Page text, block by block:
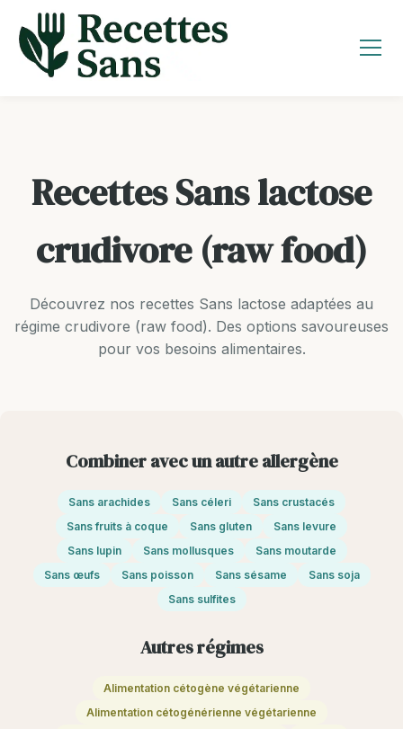
contenu
Recettes Sans lactose
crudivore (raw food)
Découvrez nos recettes Sans lactose adaptées au
régime crudivore (raw food). Des options savoureuses
pour vos besoins alimentaires.
Combiner avec un autre allergène
Sans arachides Sans céleri
Sans crustacés
Sans fruits à coque
Sans gluten
Sans levure
Sans lupin
Sans mollusques
Sans moutarde
Sans œufs
Sans poisson Sans sésame
Sans soja
Sans sulfites
Autres régimes
Alimentation cétogène végétarienne
Alimentation cétogénérienne végétarienne